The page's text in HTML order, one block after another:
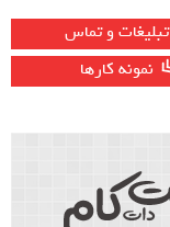
تبلیغات و تماس
نمونه کارها